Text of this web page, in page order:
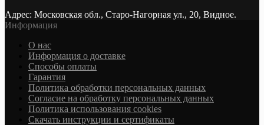
Адрес: Московская обл., Старо-Нагорная ул., 20, Видное.
Информация
О нас
Информация о доставке
Cпособы оплаты
Гарантия
Политика обработки персональных данных
Согласие на обработку персональных данных
Политика использования cookies
Скачать инструкции и сертификаты